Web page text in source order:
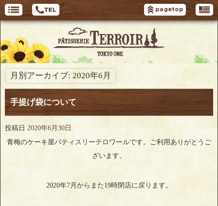
月別アーカイブ: 2020年6月
手提げ袋について
投稿日 2020年6月30日
青梅のケーキ屋パティスリーテロワールです。ご利用ありがとうご
ざいます。
2020年7月からまた19時閉店に戻ります。